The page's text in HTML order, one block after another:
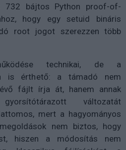
732 bájtos Python proof-of-
hogy egy setuid bináris
root jogot szerezzen több
technikai, de a
is érthető: a támadó nem
fájlt írja át, hanem annak
változatát
mert a hagyományos
nem biztos, hogy
hiszen a módosítás nem